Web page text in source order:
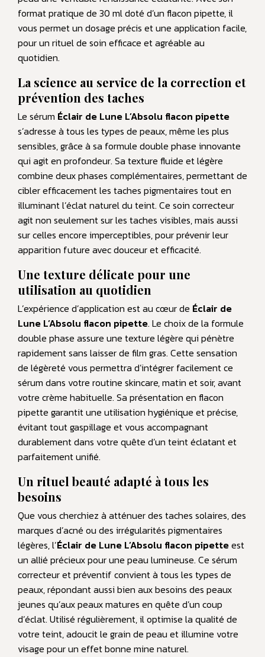
format pratique de 30 ml doté d’un flacon pipette, il
vous permet un dosage précis et une application facile,
pour un rituel de soin efficace et agréable au
quotidien.
La science au service de la correction et
prévention des taches
Le sérum Éclair de Lune L’Absolu flacon pipette
s’adresse à tous les types de peaux, même les plus
sensibles, grâce à sa formule double phase innovante
qui agit en profondeur. Sa texture fluide et légère
combine deux phases complémentaires, permettant de
cibler efficacement les taches pigmentaires tout en
illuminant l’éclat naturel du teint. Ce soin correcteur
agit non seulement sur les taches visibles, mais aussi
sur celles encore imperceptibles, pour prévenir leur
apparition future avec douceur et efficacité.
Une texture délicate pour une
utilisation au quotidien
L’expérience d’application est au cœur de Éclair de
Lune L’Absolu flacon pipette. Le choix de la formule
double phase assure une texture légère qui pénètre
rapidement sans laisser de film gras. Cette sensation
de légèreté vous permettra d’intégrer facilement ce
sérum dans votre routine skincare, matin et soir, avant
votre crème habituelle. Sa présentation en flacon
pipette garantit une utilisation hygiénique et précise,
évitant tout gaspillage et vous accompagnant
durablement dans votre quête d’un teint éclatant et
parfaitement unifié.
Un rituel beauté adapté à tous les
besoins
Que vous cherchiez à atténuer des taches solaires, des
marques d’acné ou des irrégularités pigmentaires
légères, l’Éclair de Lune L’Absolu flacon pipetteest
un allié précieux pour une peau lumineuse. Ce sérum
correcteur et préventif convient à tous les types de
peaux, répondant aussi bien aux besoins des peaux
jeunes qu’aux peaux matures en quête d’un coup
d’éclat. Utilisé régulièrement, il optimise la qualité de
votre teint, adoucit le grain de peau et illumine votre
visage pour un effet bonne mine naturel.